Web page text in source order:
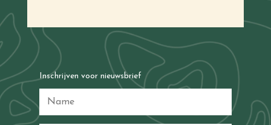
Inschrijven voor nieuwsbrief